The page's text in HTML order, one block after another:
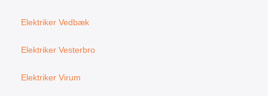
Elektriker Vedbæk
Elektriker Vesterbro
Elektriker Virum